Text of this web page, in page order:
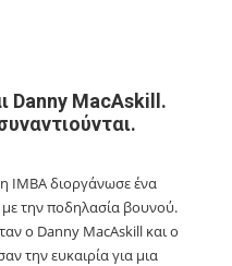
Danny MacAskill.
IMBA διοργάνωσε ένα
την ποδηλασία βουνού.
ο Danny MacAskill και ο
την ευκαιρία για μια